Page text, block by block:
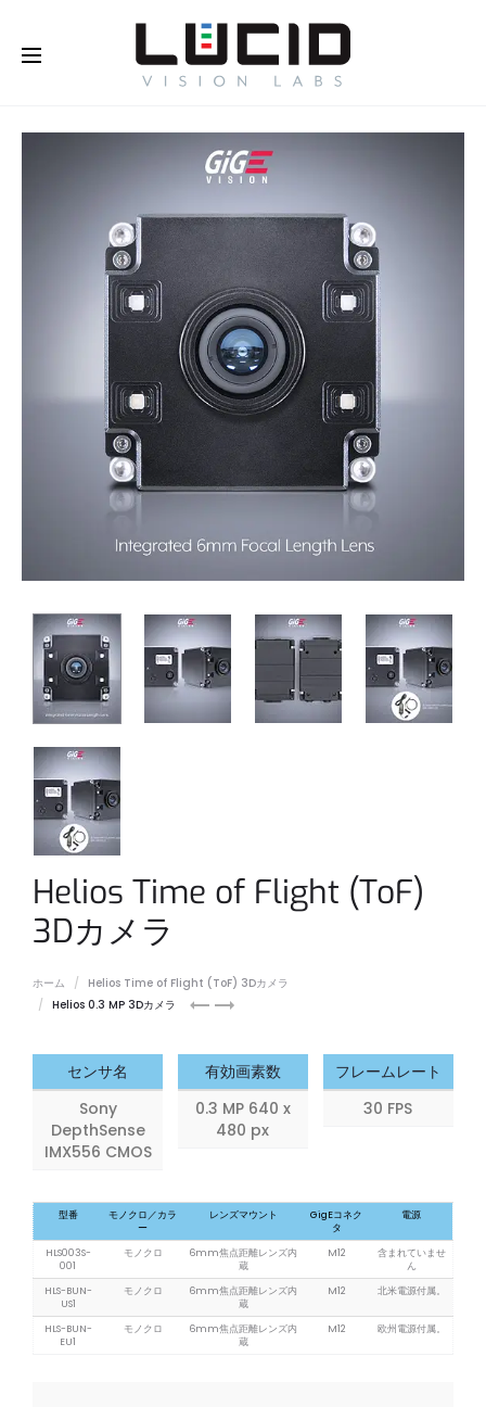
Helios Time of Flight (ToF)
3Dカメラ
ホーム
Helios Time of Flight (ToF) 3Dカメラ
Helios 0.3 MP 3Dカメラ
Helios2
and
Triton
RGB
Kit
camera
module
センサ名
Sony
DepthSense
IMX556 CMOS
有効画素数
0.3 MP 640 x
480 px
フレームレート
30 FPS
型番
モノクロ／カラ
ー
レンズマウント
GigEコネク
タ
電源
HLS003S-
001
モノクロ
6mm焦点距離レンズ内
蔵
M12
含まれていませ
ん
HLS-BUN-
US1
モノクロ
6mm焦点距離レンズ内
蔵
M12 北米電源付属。
HLS-BUN-
EU1
モノクロ
6mm焦点距離レンズ内
蔵
M12 欧州電源付属。